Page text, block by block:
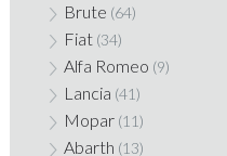
Brute (64)
Fiat (34)
Alfa Romeo (9)
Lancia (41)
Mopar (11)
Abarth (13)